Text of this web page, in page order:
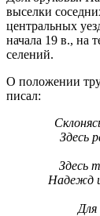
выселки
центральных
начала 19 в., на
селений.
О положении
писал:
Здесь
Здесь
Надежд
Для